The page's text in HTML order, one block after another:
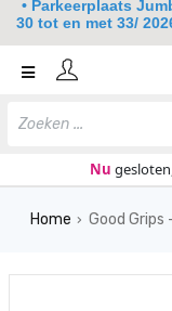
Nu
Home
Home › Good Grips
• Parkeerplaats
30 tot en met 33/